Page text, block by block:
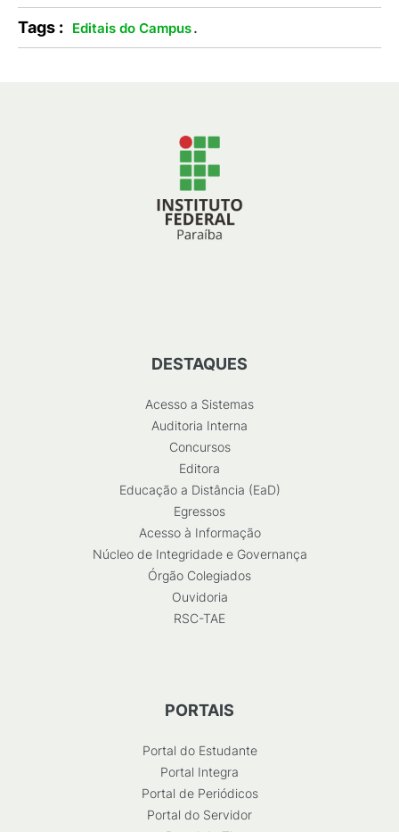
Tags : Editais do Campus.
DESTAQUES
Acesso a Sistemas
Auditoria Interna
Concursos
Editora
Educação a Distância (EaD)
Egressos
Acesso à Informação
Núcleo de Integridade e Governança
Órgão Colegiados
Ouvidoria
RSC-TAE
PORTAIS
Portal do Estudante
Portal Integra
Portal de Periódicos
Portal do Servidor